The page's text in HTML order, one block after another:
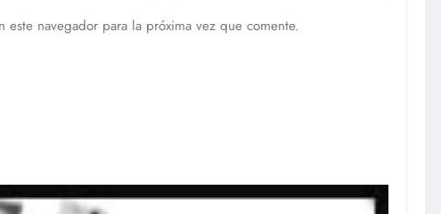
navegador para la próxima vez que comente.